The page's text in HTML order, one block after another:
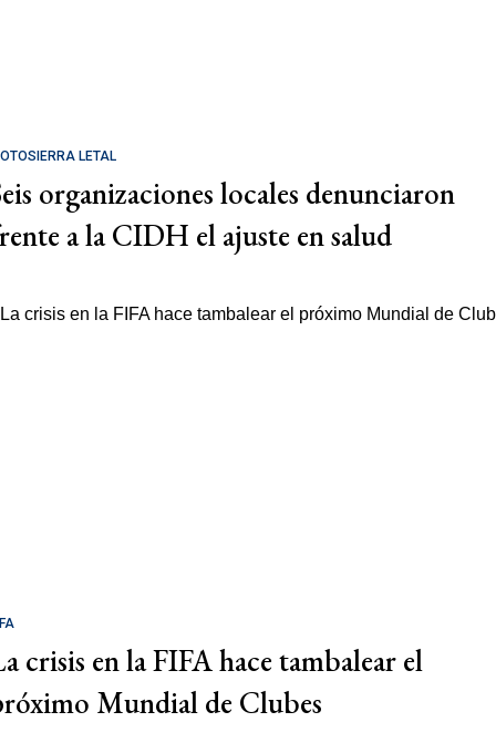
LETAL
organizaciones locales denunciaron
a la CIDH el ajuste en salud
crisis en la FIFA hace tambalear el
Mundial de Clubes